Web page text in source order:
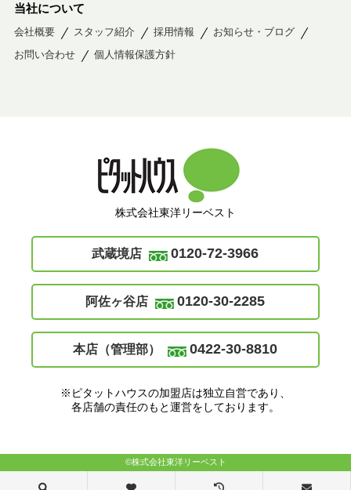
当社について
会社概要 スタッフ紹介 採用情報
お知らせ・ブログ
お問い合わせ
個人情報保護方針
株式会社東洋リーベスト
武蔵境店 0120-72-3966
阿佐ヶ谷店 0120-30-2285
本店（管理部） 0422-30-8810
※ピタットハウスの加盟店は独立自営であり、
各店舗の責任のもと運営をしております。
©株式会社東洋リーベスト